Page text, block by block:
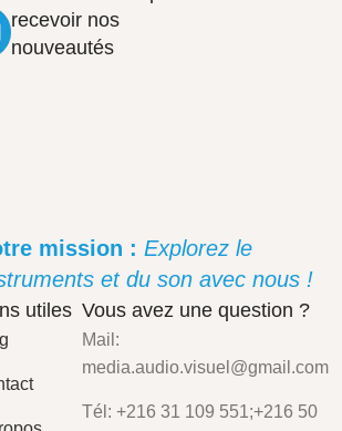
recevoir nos
nouveautés
mission : Explorez le
et du son avec nous !
utiles Vous avez une question ?
Mail:
media.audio.visuel@gmail.com
Tél: +216 31 109 551;+216 50